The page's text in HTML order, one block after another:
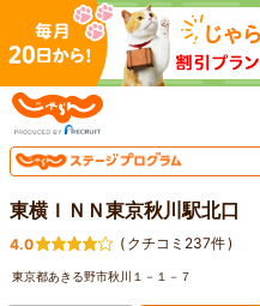
東横ＩＮＮ東京秋川駅北口
4.0 ( クチコミ237件)
東京都あきる野市秋川１－１－７